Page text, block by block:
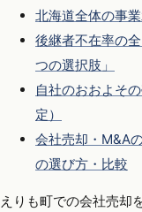
北海道全体の事
後継者不在率の
つの選択肢」
自社のおおよそ
定）
会社売却・M&A
の選び方・比較
えりも町での会社売却